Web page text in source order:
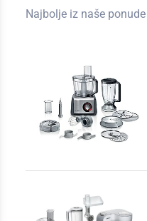
Najbolje iz naše ponude